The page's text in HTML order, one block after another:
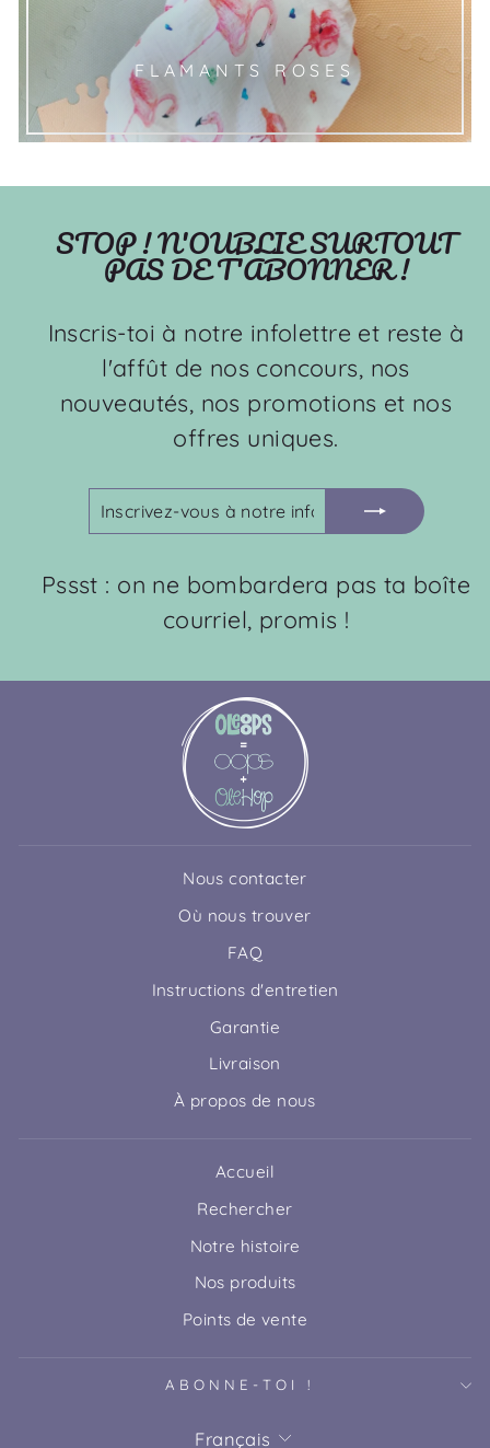
FLAMANTS ROSES
STOP ! N'OUBLIE SURTOUT
PAS DE T'ABONNER !
Inscris-toi à notre infolettre et reste à
l'affût de nos concours, nos
nouveautés, nos promotions et nos
offres uniques.
VOUS
À
INFOLETTRE
Pssst : on ne bombardera pas ta boîte
courriel, promis !
Nous contacter
Où nous trouver
FAQ
Instructions d'entretien
Garantie
Livraison
À propos de nous
Accueil
Rechercher
Notre histoire
Nos produits
Points de vente
ABONNE-TOI !
LANGUE
Français